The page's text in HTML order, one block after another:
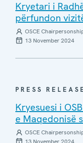
Kryetari i
përfundon
OSCE
13 November 2024
PRESS RELEASE
Kryesuesi i
e Maqedonisë
OSCE